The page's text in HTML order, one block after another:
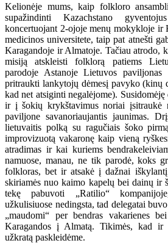
Kelionėje mums, kaip folkloro
supažindinti Kazachstano
koncertuojant 2-ojoje menų mokykloje ir
medicinos universitete, taip pat atnešti
Karagandoje ir Almatoje. Tačiau atrodo,
misiją atskleisti folklorą patiems
parodoje Astanoje Lietuvos
pritraukti lankytojų dėmesį pavyko (kinų
kad net atsiginti negalėjome).
ir į šokių krykštavimus noriai įsitraukė
paviljone savanoriaujantis jaunimas.
lietuvaitis polką su ragučiais šoko
improvizuotą vakaronę kaip vieną
atradimas ir kai kuriems
namuose, manau, ne tik parodė, koks
folkloras, bet ir atsakė į dažnai
skiriamės nuo kaimo kapelų bei dainų ir
tekę pabuvoti „Ratilio“
užkulisiuose nedingsta, tad delegatai
„maudomi“ per bendras vakarienes
Karagandos į Almatą. Tikimės, kad ir
užkratą paskleidėme.